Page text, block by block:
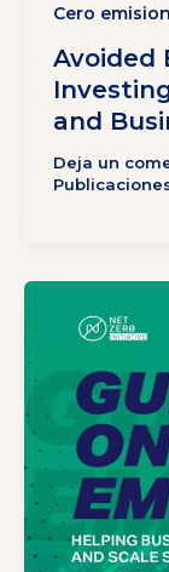
Cero
Avoided
and
Deja un